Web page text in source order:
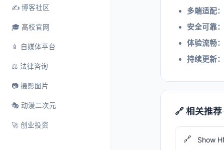
✍️ 博客社区
🎓 高校官网
📱 自媒体平台
⚖️ 法律咨询
📷 摄影图片
🎭 动漫二次元
🚀 创业投资
多端适配：
安全可靠：
体验流畅：
持续更新：
🔗 相关推荐
🔗